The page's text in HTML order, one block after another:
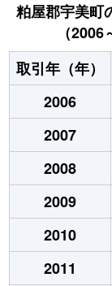
粕屋郡宇美町
（2006
取引年（年）
2006
2007
2008
2009
2010
2011